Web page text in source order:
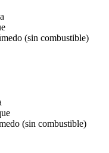
(sin combustible)
(sin combustible)